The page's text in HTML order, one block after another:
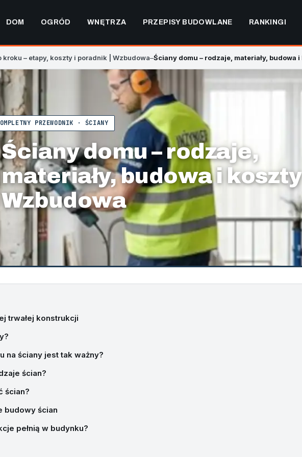
DOM OGRÓD WNĘTRZA PRZEPISY BUDOWLANE RANKINGI
kroku – etapy, koszty i poradnik | Wzbudowa–Ściany domu – rodzaje, materiały, budowa
PRZEWODNIK · ŚCIANY
Ściany domu – rodzaje,
materiały, budowa i
Wzbudowa
trwałej konstrukcji
na ściany jest tak ważny?
ścian?
ścian?
budowy ścian
pełnią w budynku?